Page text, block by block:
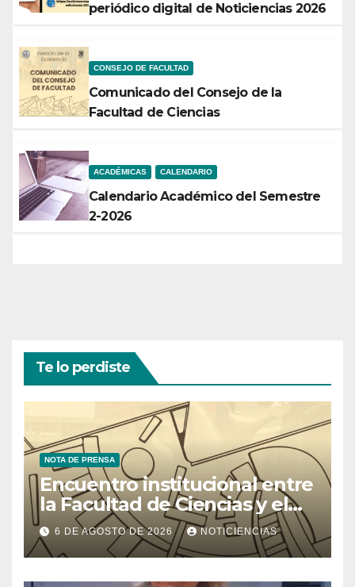
periódico digital de Noticiencias 2026
CONSEJO DE FACULTAD
Comunicado del Consejo de la
Facultad de Ciencias
ACADÉMICAS CALENDARIO
Calendario Académico del Semestre
2-2026
Te lo perdiste
NOTA DE PRENSA
Encuentro institucional entre
la Facultad de Ciencias y el
Ministerio de Ciencia y
Tecnología
6 DE AGOSTO DE 2026 NOTICIENCIAS